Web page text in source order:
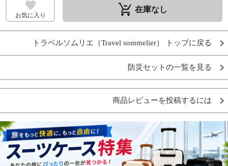
お気に入り remove_shopping_cart 在庫なし
トラベルソムリエ（Travel sommelier） トップに戻る
防災セットの一覧を見る
商品レビューを投稿するには